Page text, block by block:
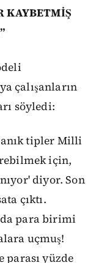
KAYBETMİŞ
çalışanların
söyledi:
tipler Milli
için,
diyor. Son
çıktı.
para birimi
uçmuş!
parası yüzde